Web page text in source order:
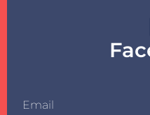
Email